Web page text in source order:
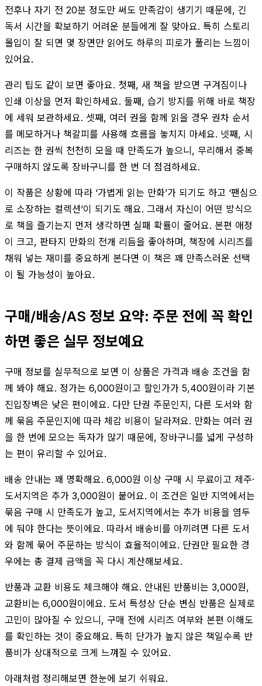
전후나 자기 전 20분 정도만 써도 만족감이 생기기 때문에, 긴
독서 시간을 확보하기 어려운 분들에게 잘 맞아요. 특히 스토리
몰입이 잘 되면 몇 장면만 읽어도 하루의 피로가 풀리는 느낌이
있어요.
관리 팁도 같이 보면 좋아요. 첫째, 새 책을 받으면 구겨짐이나
인쇄 이상을 먼저 확인하세요. 둘째, 습기 방지를 위해 바로 책장
에 세워 보관하세요. 셋째, 여러 권을 함께 읽을 경우 권차 순서
를 메모하거나 책갈피를 사용해 흐름을 놓치지 마세요. 넷째, 시
리즈는 한 권씩 천천히 모을 때 만족도가 높으니, 무리해서 중복
구매하지 않도록 장바구니를 한 번 더 점검하세요.
이 작품은 상황에 따라 ‘가볍게 읽는 만화’가 되기도 하고 ‘팬심으
로 소장하는 컬렉션’이 되기도 해요. 그래서 자신이 어떤 방식으
로 책을 즐기는지 먼저 생각하면 실패 확률이 줄어요. 본편 애정
이 크고, 판타지 만화의 전개 리듬을 좋아하며, 책장에 시리즈를
채워 넣는 재미를 중요하게 본다면 이 책은 꽤 만족스러운 선택
이 될 가능성이 높아요.
구매/배송/AS 정보 요약: 주문 전에 꼭 확인
하면 좋은 실무 정보예요
구매 정보를 실무적으로 보면 이 상품은 가격과 배송 조건을 함
께 봐야 해요. 정가는 6,000원이고 할인가가 5,400원이라 기본
진입장벽은 낮은 편이에요. 다만 단권 주문인지, 다른 도서와 함
께 묶음 주문인지에 따라 체감 비용이 달라져요. 만화는 여러 권
을 한 번에 모으는 독자가 많기 때문에, 장바구니를 넓게 구성하
는 편이 유리할 수 있어요.
배송 안내는 꽤 명확해요. 6,000원 이상 구매 시 무료이고 제주·
도서지역은 추가 3,000원이 붙어요. 이 조건은 일반 지역에서는
묶음 구매 시 만족도가 높고, 도서지역에서는 추가 비용을 염두
에 둬야 한다는 뜻이에요. 따라서 배송비를 아끼려면 다른 도서
와 함께 묶어 주문하는 방식이 효율적이에요. 단권만 필요한 경
우에는 총 결제 금액을 꼭 다시 계산해보세요.
반품과 교환 비용도 체크해야 해요. 안내된 반품비는 3,000원,
교환비는 6,000원이에요. 도서 특성상 단순 변심 반품은 실제로
고민이 많아질 수 있으니, 구매 전에 시리즈 여부와 본편 이해도
를 확인하는 것이 중요해요. 특히 단가가 높지 않은 책일수록 반
품비가 상대적으로 크게 느껴질 수 있어요.
아래처럼 정리해보면 한눈에 보기 쉬워요.